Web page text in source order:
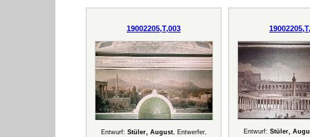
19002205,T,003
Entwurf: Stüler, August, Entwerfer,
Entwurf: Stüler,